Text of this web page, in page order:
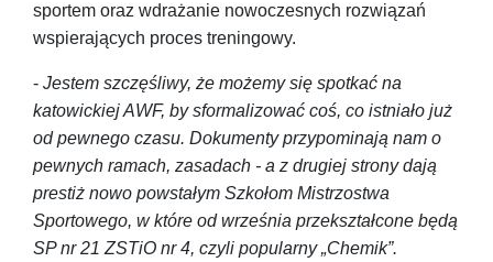
sportem oraz wdrażanie nowoczesnych rozwiązań
wspierających proces treningowy.
- Jestem szczęśliwy, że możemy się spotkać na
katowickiej AWF, by sformalizować coś, co istniało już
od pewnego czasu. Dokumenty przypominają nam o
pewnych ramach, zasadach - a z drugiej strony dają
prestiż nowo powstałym Szkołom Mistrzostwa
Sportowego, w które od września przekształcone będą
SP nr 21 ZSTiO nr 4, czyli popularny „Chemik”.